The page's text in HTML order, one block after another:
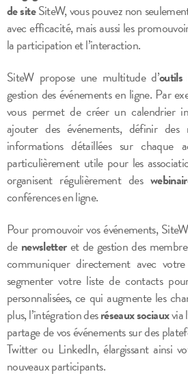
de siteSiteW, vous pouvez non
avec efficacité, mais aussi les
la participation et l’interaction.
SiteW propose une multitude d’outils
gestion des événements en ligne. Par
vous permet de créer un calendrier
ajouter des événements, définir
informations détaillées sur chaque
particulièrement utile pour les
organisent régulièrement des
conférences en ligne.
Pour promouvoir vos événements,
de newsletteret de gestion des
communiquer directement avec
segmenter votre liste de contacts
personnalisées, ce qui augmente les
plus, l’intégration desréseaux sociauxvia
partage de vos événements sur des
Twitter ou LinkedIn, élargissant ainsi
nouveaux participants.